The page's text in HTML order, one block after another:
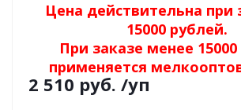
Цена действительна при
15000 рублей.
При заказе менее
применяется
2 510 руб. /уп